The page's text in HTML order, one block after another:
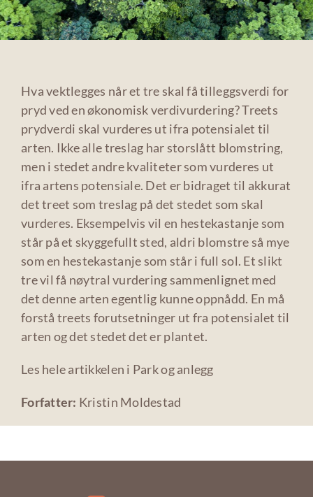
Hva vektlegges når et tre skal få tilleggsverdi for
pryd ved en økonomisk verdivurdering? Treets
prydverdi skal vurderes ut ifra potensialet til
arten. Ikke alle treslag har storslått blomstring,
men i stedet andre kvaliteter som vurderes ut
ifra artens potensiale. Det er bidraget til akkurat
det treet som treslag på det stedet som skal
vurderes. Eksempelvis vil en hestekastanje som
står på et skyggefullt sted, aldri blomstre så mye
som en hestekastanje som står i full sol. Et slikt
tre vil få nøytral vurdering sammenlignet med
det denne arten egentlig kunne oppnådd. En må
forstå treets forutsetninger ut fra potensialet til
arten og det stedet det er plantet.
Les hele artikkelen i Park og anlegg
Forfatter: Kristin Moldestad